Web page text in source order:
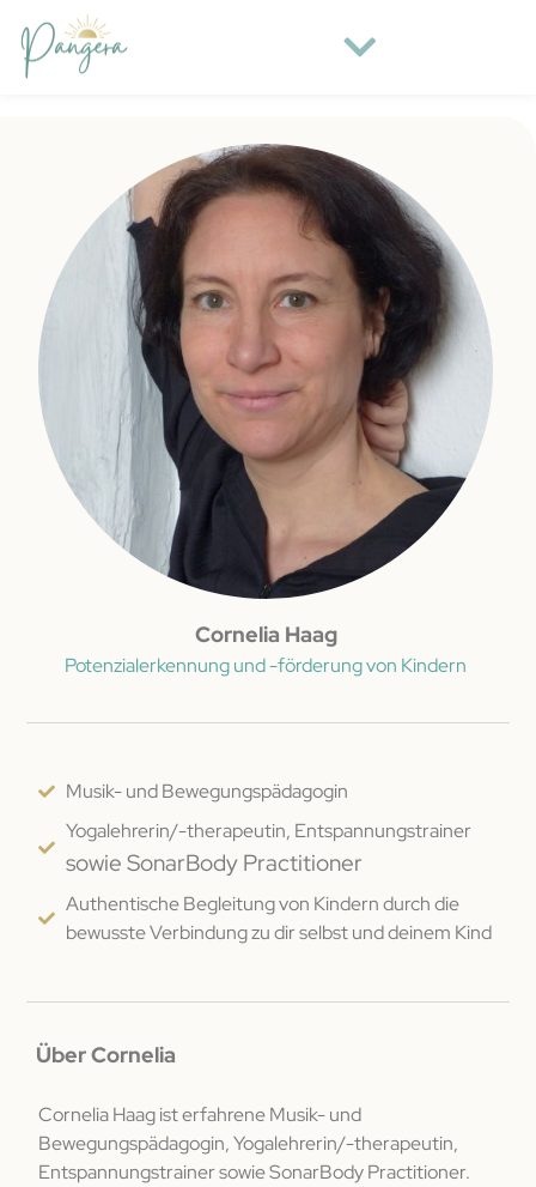
Cornelia Haag
Potenzialerkennung und -förderung von Kindern
Musik- und Bewegungspädagogin
Yogalehrerin/-therapeutin, Entspannungstrainer
sowie SonarBody Practitioner
Authentische Begleitung von Kindern durch die
bewusste Verbindung zu dir selbst und deinem Kind
Über Cornelia
Cornelia Haag ist erfahrene Musik- und
Bewegungspädagogin, Yogalehrerin/-therapeutin,
Entspannungstrainer sowie SonarBody Practitioner.